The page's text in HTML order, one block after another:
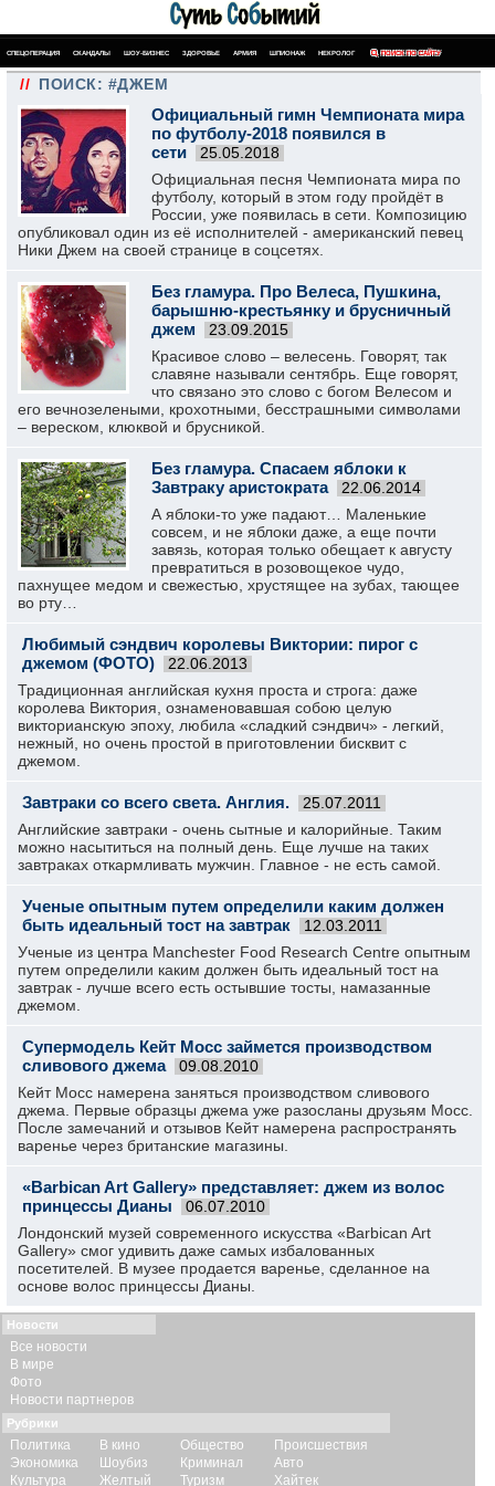
СПЕЦОПЕРАЦИЯ СКАНДАЛЫ ШОУ-БИЗНЕС ЗДОРОВЬЕ АРМИЯ ШПИОНАЖ НЕКРОЛОГ ПОИСК ПО САЙТУ
// ПОИСК: #ДЖЕМ
Официальный гимн Чемпионата мира
по футболу-2018 появился в
сети
25.05.2018
Официальная песня Чемпионата мира по
футболу, который в этом году пройдёт в
России, уже появилась в сети. Композицию
опубликовал один из её исполнителей - американский певец
Ники Джем на своей странице в соцсетях.
Без гламура. Про Велеса, Пушкина,
барышню-крестьянку и брусничный
джем
23.09.2015
Красивое слово – велесень. Говорят, так
славяне называли сентябрь. Еще говорят,
что связано это слово с богом Велесом и
его вечнозелеными, крохотными, бесстрашными символами
– вереском, клюквой и брусникой.
Без гламура. Спасаем яблоки к
Завтраку аристократа
22.06.2014
А яблоки-то уже падают… Маленькие
совсем, и не яблоки даже, а еще почти
завязь, которая только обещает к августу
превратиться в розовощекое чудо,
пахнущее медом и свежестью, хрустящее на зубах, тающее
во рту…
Любимый сэндвич королевы Виктории: пирог с
джемом (ФОТО)
22.06.2013
Традиционная английская кухня проста и строга: даже
королева Виктория, ознаменовавшая собою целую
викторианскую эпоху, любила «сладкий сэндвич» - легкий,
нежный, но очень простой в приготовлении бисквит с
джемом.
Завтраки со всего света. Англия. 25.07.2011
Английские завтраки - очень сытные и калорийные. Таким
можно насытиться на полный день. Еще лучше на таких
завтраках откармливать мужчин. Главное - не есть самой.
Ученые опытным путем определили каким должен
быть идеальный тост на завтрак
12.03.2011
Ученые из центра Manchester Food Research Centre опытным
путем определили каким должен быть идеальный тост на
завтрак - лучше всего есть остывшие тосты, намазанные
джемом.
Супермодель Кейт Мосс займется производством
сливового джема
09.08.2010
Кейт Мосс намерена заняться производством сливового
джема. Первые образцы джема уже разосланы друзьям Мосс.
После замечаний и отзывов Кейт намерена распространять
варенье через британские магазины.
«Barbican Art Gallery» представляет: джем из волос
принцессы Дианы
06.07.2010
Лондонский музей современного искусства «Barbican Art
Gallery» смог удивить даже самых избалованных
посетителей. В музее продается варенье, сделанное на
основе волос принцессы Дианы.
Новости
Все новости
В мире
Фото
Новости партнеров
Рубрики
Политика
Экономика
Культура
В кино
Шоубиз
Желтый
Общество
Криминал
Туризм
Происшествия
Авто
Хайтек